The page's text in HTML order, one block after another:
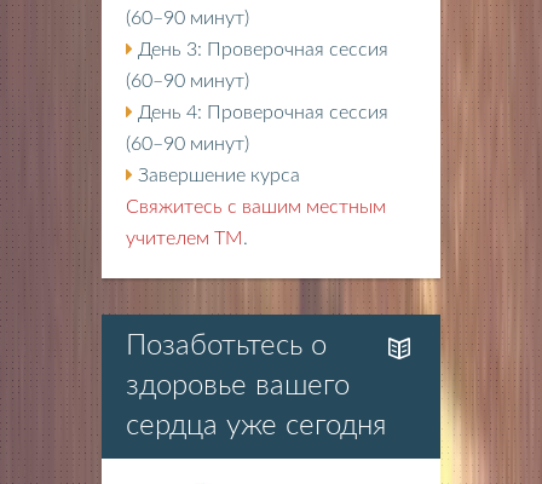
(60–90 минут)
День 3: Проверочная сессия
(60–90 минут)
День 4: Проверочная сессия
(60–90 минут)
Завершение курса
Свяжитесь с вашим местным
учителем ТМ.
Позаботьтесь о
здоровье вашего
сердца уже сегодня